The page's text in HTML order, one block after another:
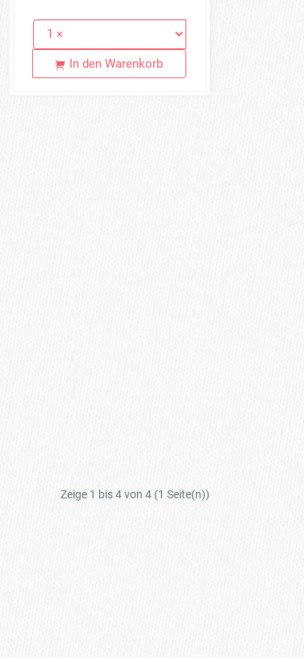
In den Warenkorb
Zeige 1 bis 4 von 4 (1 Seite(n))